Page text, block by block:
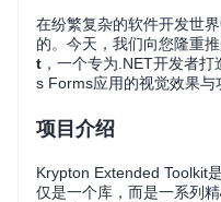
在纷繁复杂的软件开发世
的。今天，我们向您隆重
t ，一个专为.NET开发者
s Forms应用的视觉效果与
项目介绍
Krypton Extended Toolkit
仅是一个库，而是一系列